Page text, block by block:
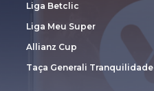
Liga Betclic
Liga Meu Super
Allianz Cup
Taça Generali Tranquilidade